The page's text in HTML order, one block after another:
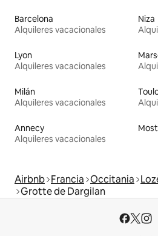
Barcelona
Alquileres vacacionales
Niza
Lyon
Alquileres vacacionales
Milán
Alquileres vacacionales
Annecy
Alquileres vacacionales
Airbnb Francia Occitania
Grotte de Dargilan